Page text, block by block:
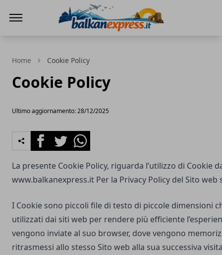
Home Cookie Policy
Cookie Policy
Ultimo aggiornamento: 28/12/2025
FacebookTwitterWhatsapp
La presente Cookie Policy, riguarda l’utilizzo di Cookie
www.balkanexpress.it Per la Privacy Policy del Sito web
I Cookie sono piccoli file di testo di piccole dimensioni
utilizzati dai siti web per rendere più efficiente
vengono inviate al suo browser, dove vengono
ritrasmessi allo stesso Sito web alla sua successiva